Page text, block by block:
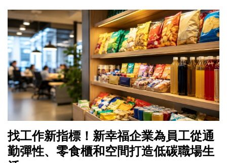
找工作新指標！新幸福企業為員工從通
勤彈性、零食櫃和空間打造低碳職場生